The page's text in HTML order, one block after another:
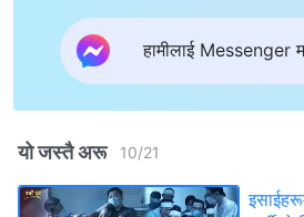
हामीलाई Messenger
यो जस्तै अरू 10/21